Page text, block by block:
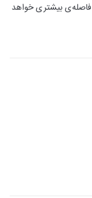
بیشتری خواهد